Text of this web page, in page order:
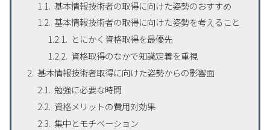
基本情報技術者の取得に向けた姿勢のおすすめ
基本情報技術者の取得に向けた姿勢を考えること
とにかく資格取得を最優先
資格取得のなかで知識定着を重視
基本情報技術者取得に向けた姿勢からの影響面
勉強に必要な時間
資格メリットの費用対効果
集中とモチベーション